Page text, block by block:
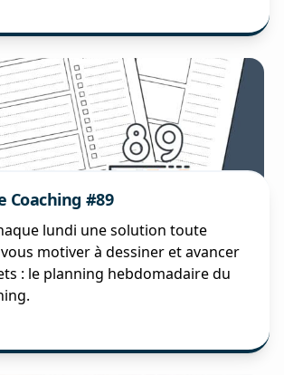
Coaching #89
lundi une solution toute
motiver à dessiner et avancer
: le planning hebdomadaire du